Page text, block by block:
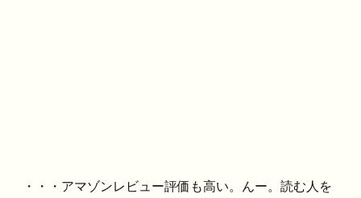
・・・アマゾンレビュー評価も高い。んー。読む人を